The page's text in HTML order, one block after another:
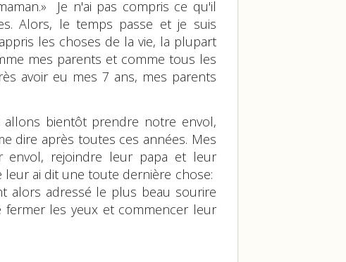
Je n'ai pas compris ce qu'il
Alors, le temps passe et je suis
les choses de la vie, la plupart
mes parents et comme tous les
avoir eu mes 7 ans, mes parents
allons bientôt prendre notre envol,
dire après toutes ces années. Mes
envol, rejoindre leur papa et leur
leur ai dit une toute dernière chose:
alors adressé le plus beau sourire
fermer les yeux et commencer leur